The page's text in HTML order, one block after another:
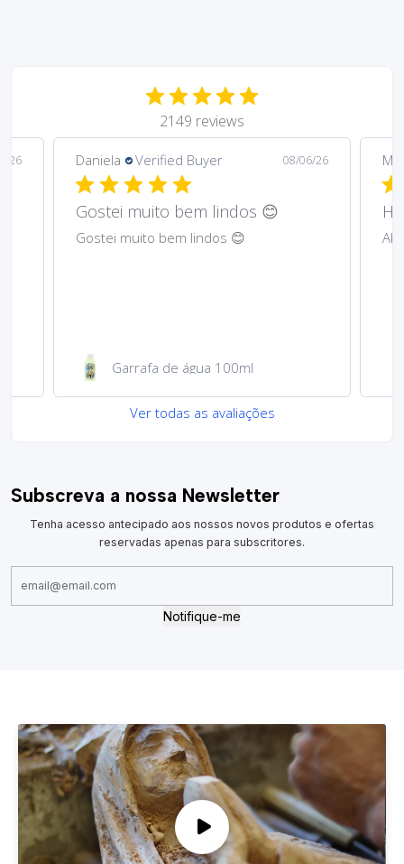
2149 reviews
26 Daniela Verified Buyer 08/06/26
Gostei muito bem lindos 😊
Gostei muito bem lindos 😊
Garrafa de água 100ml
Ver todas as avaliações
Subscreva a nossa Newsletter
Tenha acesso antecipado aos nossos novos produtos e ofertas
reservadas apenas para subscritores.
Notifique-me